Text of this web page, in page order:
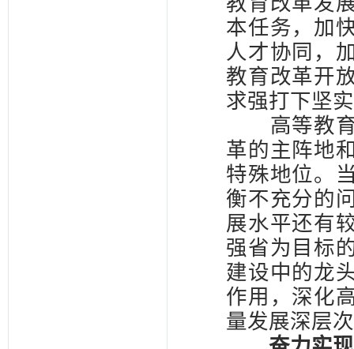
本任务，加
人才协同，
教育改革开
求强打下坚
高等教育
革的主阵地
特殊地位。
衡不充分的
展水平还有
强省为目标
建设中的龙
作用，深化
量发展深层